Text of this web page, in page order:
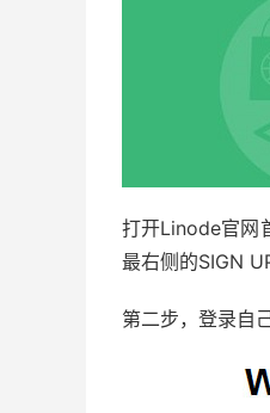
打开Linode官网
最右侧的SIGN
第二步，登录自